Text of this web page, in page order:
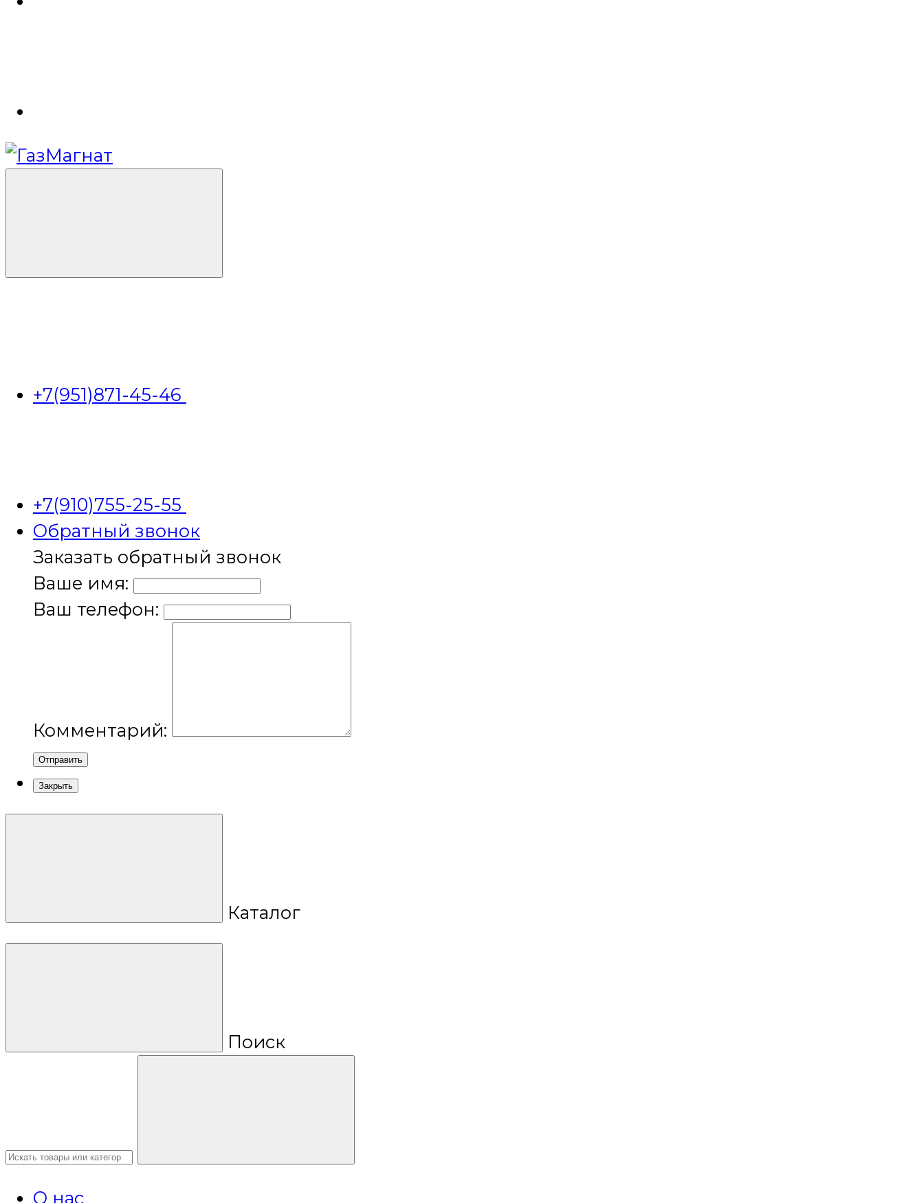
+7(951)871-45-46
+7(910)755-25-55
Обратный звонок
Заказать обратный звонок
Ваше имя:
Ваш телефон:
Комментарий:
Отправить
Закрыть
Каталог
Поиск
О нас